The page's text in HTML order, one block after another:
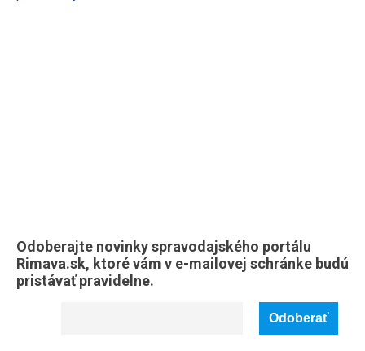
Odoberajte novinky spravodajského portálu
Rimava.sk, ktoré vám v e-mailovej schránke budú
pristávať pravidelne.